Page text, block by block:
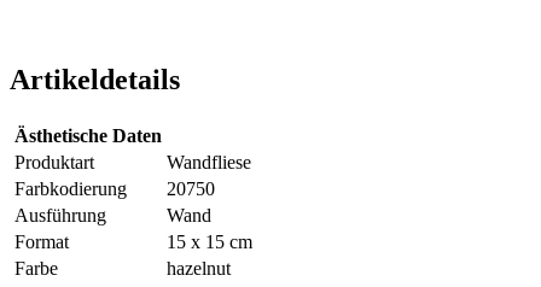
Artikeldetails
Ästhetische Daten
Produktart
Wandfliese
Farbkodierung
20750
Ausführung
Wand
Format
15 x 15 cm
Farbe
hazelnut